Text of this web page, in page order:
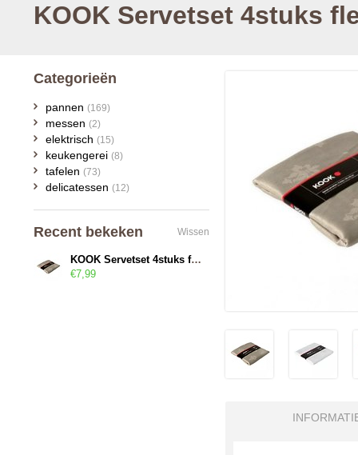
KOOK Servetset 4stuks
Categorieën
pannen (169)
messen (2)
elektrisch (15)
keukengerei (8)
tafelen (73)
delicatessen (12)
Recent bekeken Wissen
KOOK Servetset 4stuks fleur de lis
€7,99